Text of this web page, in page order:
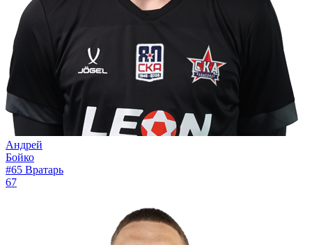
Андрей
Бойко
#65 Вратарь
67